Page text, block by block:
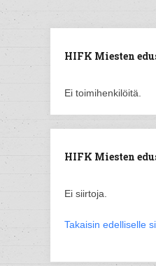
HIFK Miesten
Ei toimihenkilöitä.
HIFK Miesten
Ei siirtoja.
Takaisin edelliselle